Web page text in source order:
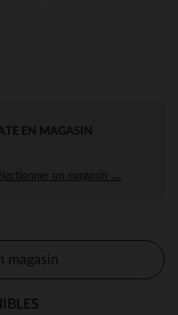
EN MAGASIN
un magasin →
magasin